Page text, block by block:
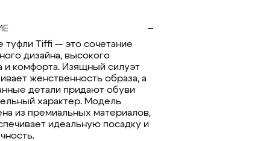
туфли Tiffi — это сочетание
дизайна, высокого
и комфорта. Изящный силуэт
женственность образа, а
детали придают обуви
характер. Модель
из премиальных материалов,
идеальную посадку и